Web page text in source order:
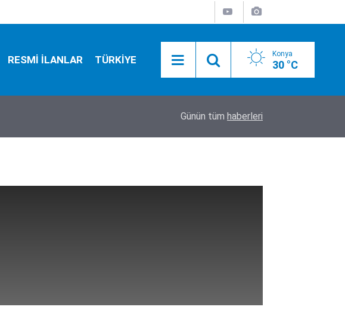
RESMİ İLANLAR TÜRKİYE Konya
30 °C
Altının kilogram fiyatı uçtu!
Günün tüm haberleri